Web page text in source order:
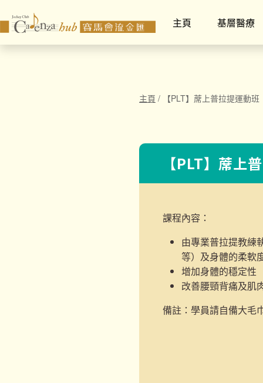
主頁 基層醫療
主頁 / 【PLT】蓆上普拉提運動班
【PLT】蓆上
課程內容：
由專業普拉提教練
等）及身體的柔軟
增加身體的穩定性
改善腰頸背痛及肌
備註：學員請自備大毛